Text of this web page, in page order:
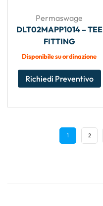
Permaswage
DLT02MAPP1014 – TEE
FITTING
Disponibile su ordinazione
Richiedi Preventivo
1 2